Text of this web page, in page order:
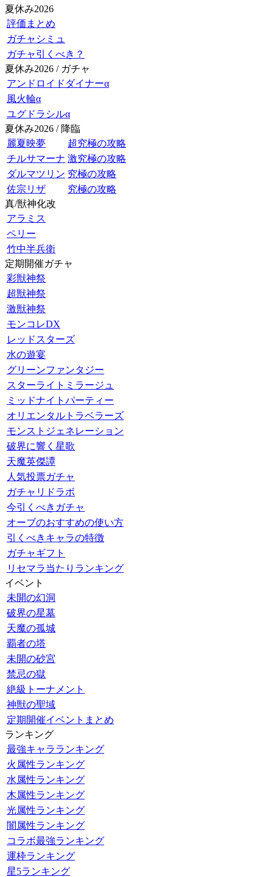
夏休み2026
評価まとめ
ガチャシミュ
ガチャ引くべき？
夏休み2026 / ガチャ
アンドロイドダイナーα
風火輪α
ユグドラシルα
夏休み2026 / 降臨
麗夏映夢
超究極の攻略
チルサマーナ 激究極の攻略
ダルマツリン 究極の攻略
佐宗リザ
究極の攻略
真/獣神化改
アラミス
ペリー
竹中半兵衛
定期開催ガチャ
彩獣神祭
超獣神祭
激獣神祭
モンコレDX
レッドスターズ
水の遊宴
グリーンファンタジー
スターライトミラージュ
ミッドナイトパーティー
オリエンタルトラベラーズ
モンストジェネレーション
破界に響く星歌
天魔英傑譚
人気投票ガチャ
ガチャリドラボ
今引くべきガチャ
オーブのおすすめの使い方
引くべきキャラの特徴
ガチャギフト
リセマラ当たりランキング
イベント
未開の幻洞
破界の星墓
天魔の孤城
覇者の塔
未開の砂宮
禁忌の獄
絶級トーナメント
神獣の聖域
定期開催イベントまとめ
ランキング
最強キャラランキング
火属性ランキング
水属性ランキング
木属性ランキング
光属性ランキング
闇属性ランキング
コラボ最強ランキング
運枠ランキング
星5ランキング